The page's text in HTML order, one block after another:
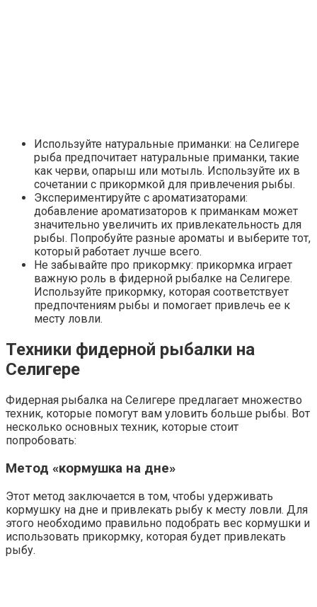
Используйте натуральные приманки: на Селигере
рыба предпочитает натуральные приманки, такие
как черви, опарыш или мотыль. Используйте их в
сочетании с прикормкой для привлечения рыбы.
Экспериментируйте с ароматизаторами:
добавление ароматизаторов к приманкам может
значительно увеличить их привлекательность для
рыбы. Попробуйте разные ароматы и выберите тот,
который работает лучше всего.
Не забывайте про прикормку: прикормка играет
важную роль в фидерной рыбалке на Селигере.
Используйте прикормку, которая соответствует
предпочтениям рыбы и помогает привлечь ее к
месту ловли.
Техники фидерной рыбалки на
Селигере
Фидерная рыбалка на Селигере предлагает множество
техник, которые помогут вам уловить больше рыбы. Вот
несколько основных техник, которые стоит
попробовать:
Метод «кормушка на дне»
Этот метод заключается в том, чтобы удерживать
кормушку на дне и привлекать рыбу к месту ловли. Для
этого необходимо правильно подобрать вес кормушки и
использовать прикормку, которая будет привлекать
рыбу.